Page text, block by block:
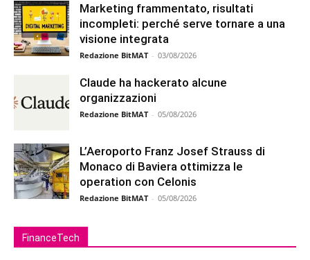
Marketing frammentato, risultati
incompleti: perché serve tornare a una
visione integrata
Redazione BitMAT - 03/08/2026
Claude ha hackerato alcune
organizzazioni
Redazione BitMAT - 05/08/2026
L’Aeroporto Franz Josef Strauss di
Monaco di Baviera ottimizza le
operation con Celonis
Redazione BitMAT - 05/08/2026
FinanceTech